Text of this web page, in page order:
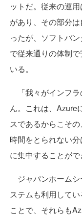
ットだ。従来の運
があり、その部分
ったが、ソフトバ
で従来通りの体制
いる。
「我々がインフラ
ん。これは、Azure
スであるからこそ
時間をとられない
に集中することがで
ジャパンホームシ
ステムも利用して
ことで、それらも